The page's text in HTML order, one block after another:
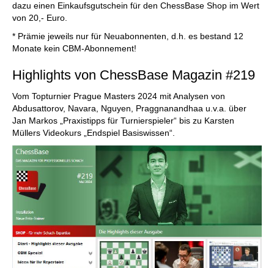
dazu einen Einkaufsgutschein für den ChessBase Shop im Wert
von 20,- Euro.
* Prämie jeweils nur für Neuabonnenten, d.h. es bestand 12
Monate kein CBM-Abonnement!
Highlights von ChessBase Magazin #219
Vom Topturnier Prague Masters 2024 mit Analysen von
Abdusattorov, Navara, Nguyen, Praggnanandhaa u.v.a. über
Jan Markos „Praxistipps für Turnierspieler“ bis zu Karsten
Müllers Videokurs „Endspiel Basiswissen“.